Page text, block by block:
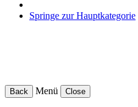
Springe zur Hauptkategorie
Back Menü Close